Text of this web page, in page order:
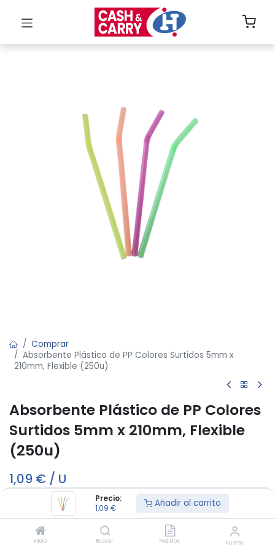
Precio:
1,09 € Añadir al carrito
Inicio Buscar Pedidos Cuenta
Comprar
Absorbente Plástico de PP Colores Surtidos 5mm x
210mm, Flexible (250u)
Absorbente Plástico de PP Colores
Surtidos 5mm x 210mm, Flexible
(250u)
1,09 € / U
Añadir al carrito